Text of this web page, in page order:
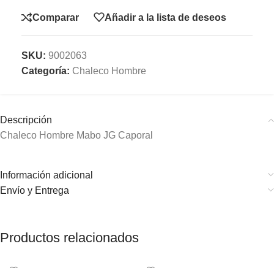
Comparar Añadir a la lista de deseos
SKU: 9002063
Categoría: Chaleco Hombre
Descripción
Chaleco Hombre Mabo JG Caporal
Información adicional
Envío y Entrega
Productos relacionados